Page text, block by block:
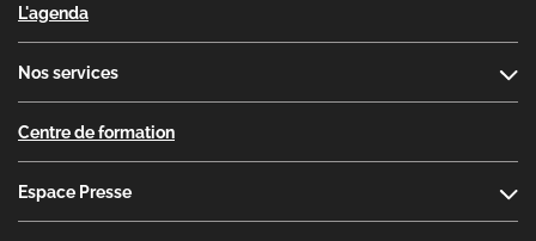
L'agenda
Nos services
Centre de formation
Espace Presse